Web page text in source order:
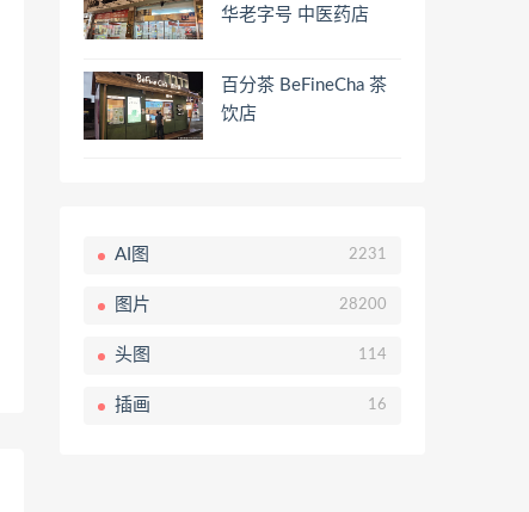
华老字号 中医药店
百分茶 BeFineCha 茶
饮店
AI图 2231
图片 28200
头图 114
插画 16